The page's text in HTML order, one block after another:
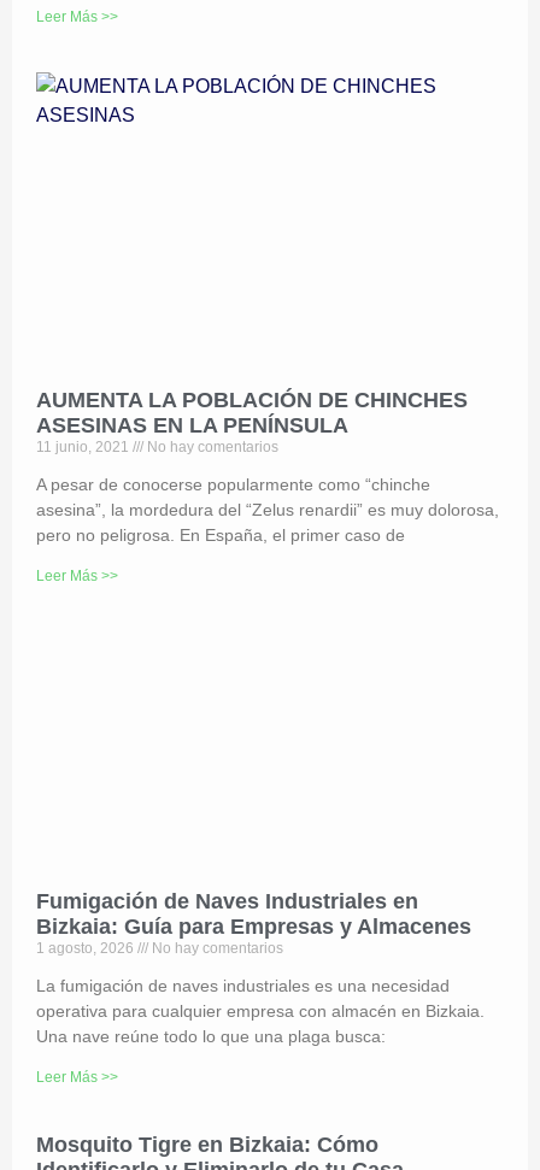
Leer Más >>
AUMENTA LA POBLACIÓN DE CHINCHES
ASESINAS EN LA PENÍNSULA
11 junio, 2021 No hay comentarios
A pesar de conocerse popularmente como “chinche
asesina”, la mordedura del “Zelus renardii” es muy dolorosa,
pero no peligrosa. En España, el primer caso de
Leer Más >>
Fumigación de Naves Industriales en
Bizkaia: Guía para Empresas y Almacenes
1 agosto, 2026 No hay comentarios
La fumigación de naves industriales es una necesidad
operativa para cualquier empresa con almacén en Bizkaia.
Una nave reúne todo lo que una plaga busca:
Leer Más >>
Mosquito Tigre en Bizkaia: Cómo